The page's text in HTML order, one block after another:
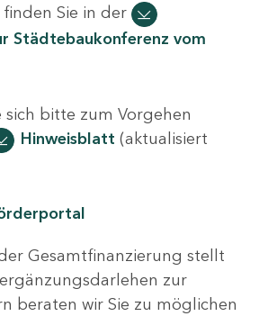
Sie in der
Städtebaukonferenz vom
sich bitte zum Vorgehen
Hinweisblatt (aktualisiert
Gesamtfinanzierung stellt
zur
beraten wir Sie zu möglichen